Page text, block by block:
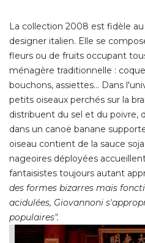
La collection 2008 est fidèle
designer italien. Elle se
fleurs ou de fruits occupant
ménagère traditionnelle :
bouchons, assiettes... Dans
petits oiseaux perchés sur la
distribuent du sel et du poivre,
dans un canoë banane
oiseau contient de la sauce
nageoires déployées
fantaisistes toujours autant
des formes bizarres mais
acidulées, Giovannoni
populaires".